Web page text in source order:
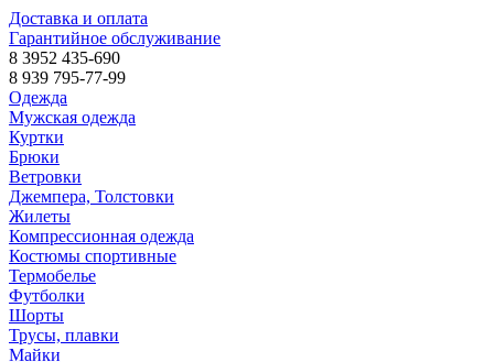
Доставка и оплата
Гарантийное обслуживание
8 3952 435-690
8 939 795-77-99
Одежда
Мужская одежда
Куртки
Брюки
Ветровки
Джемпера, Толстовки
Жилеты
Компрессионная одежда
Костюмы спортивные
Термобелье
Футболки
Шорты
Трусы, плавки
Майки